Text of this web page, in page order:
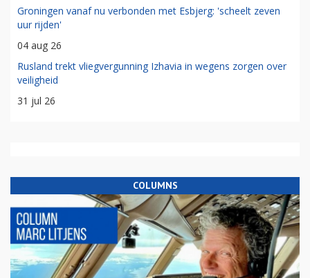
Groningen vanaf nu verbonden met Esbjerg: 'scheelt zeven
uur rijden'
04 aug 26
Rusland trekt vliegvergunning Izhavia in wegens zorgen over
veiligheid
31 jul 26
COLUMNS